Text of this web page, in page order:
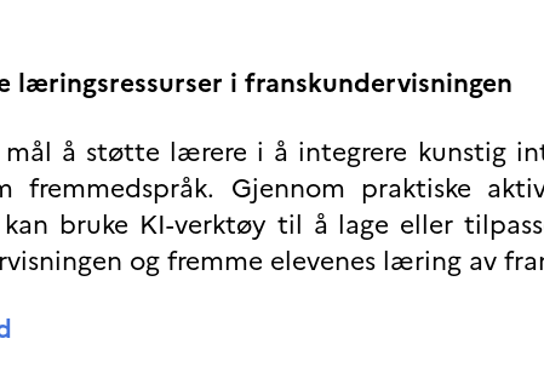
læringsressurser i franskundervisningen
mål å støtte lærere i å integrere kunstig
fremmedspråk. Gjennom praktiske
bruke KI-verktøy til å lage eller
og fremme elevenes læring av